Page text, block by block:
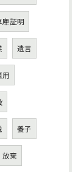
庫証明
遺言
用
養子
放棄